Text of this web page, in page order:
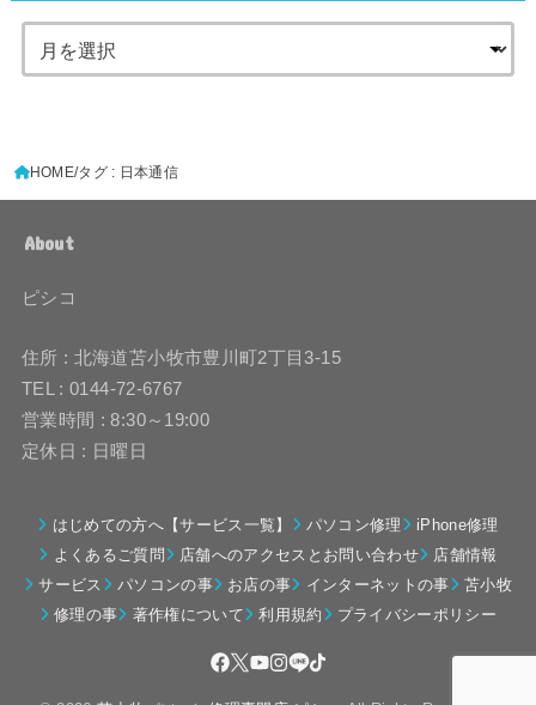
HOME タグ : 日本通信
About
ピシコ
住所 : 北海道苫小牧市豊川町2丁目3-15
TEL : 0144-72-6767
営業時間 : 8:30～19:00
定休日 : 日曜日
はじめての方へ【サービス一覧】 パソコン修理
iPhone修理
よくあるご質問
店舗へのアクセスとお問い合わせ
店舗情報
サービス
パソコンの事 お店の事 インターネットの事
苫小牧
修理の事
著作権について 利用規約 プライバシーポリシー